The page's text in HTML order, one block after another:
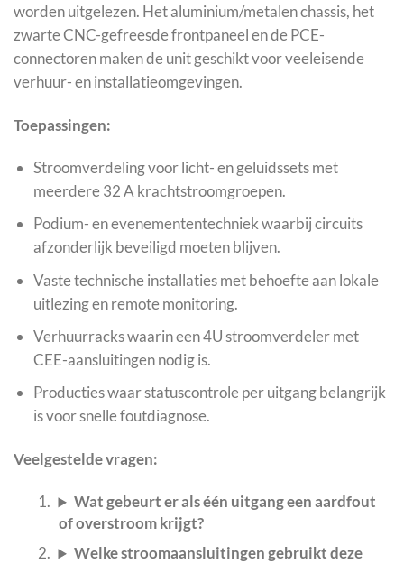
worden uitgelezen. Het aluminium/metalen chassis, het
zwarte CNC-gefreesde frontpaneel en de PCE-
connectoren maken de unit geschikt voor veeleisende
verhuur- en installatieomgevingen.
Toepassingen:
Stroomverdeling voor licht- en geluidssets met
meerdere 32 A krachtstroomgroepen.
Podium- en evenemententechniek waarbij circuits
afzonderlijk beveiligd moeten blijven.
Vaste technische installaties met behoefte aan lokale
uitlezing en remote monitoring.
Verhuurracks waarin een 4U stroomverdeler met
CEE-aansluitingen nodig is.
Producties waar statuscontrole per uitgang belangrijk
is voor snelle foutdiagnose.
Veelgestelde vragen:
Wat gebeurt er als één uitgang een aardfout
of overstroom krijgt?
Welke stroomaansluitingen gebruikt deze